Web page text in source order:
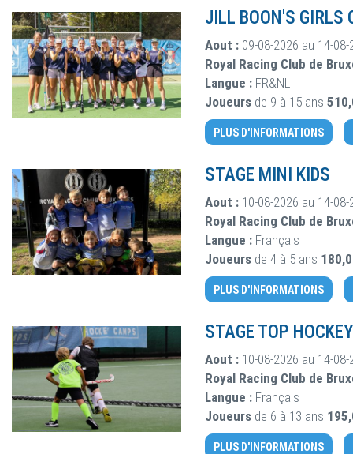
JILL BOON'S GIRLS
Aout : 09-08-2026 au 14-08-
Royal Racing Club de
Langue : FR&NL
Joueurs de 9 à 15 ans
PLUS D'INFORMATIONS
STAGE MINI KIDS
Aout : 10-08-2026 au 14-08-
Royal Racing Club de
Langue : Français
Joueurs de 4 à 5 ans
PLUS D'INFORMATIONS
STAGE TOP HOCKEY
Aout : 10-08-2026 au 14-08-
Royal Racing Club de
Langue : Français
Joueurs de 6 à 13 ans
PLUS D'INFORMATIONS